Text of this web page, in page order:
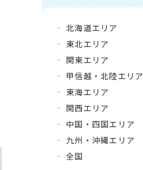
北海道エリア
東北エリア
関東エリア
甲信越・北陸エリア
東海エリア
関西エリア
中国・四国エリア
九州・沖縄エリア
全国